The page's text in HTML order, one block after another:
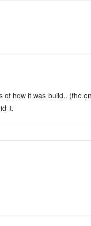
of how it was build.. (the
it.